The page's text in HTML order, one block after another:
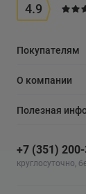
4.9
Покупателям
О компании
Полезная
+7 (351)
круглосуточно,